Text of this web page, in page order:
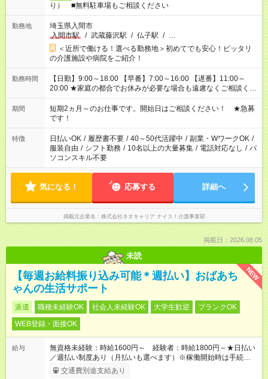
り） ■無料駐車場もご相談ください
勤務地
埼玉県入間市
入間市駅
/ 武蔵藤沢駅 / 仏子駅 / …
＜近所で働ける！選べる勤務地＞初めてでも安心！ピッタリ
の介護施設や病院をご紹介！
勤務時間
【日勤】9:00～18:00 【早番】7:00～16:00 【遅番】11:00～
20:00 ★家庭の都合でお休みが必要な場合も遠慮なくご相談くだ
さい。
期間
短期2ヵ月～のお仕事です。開始日はご相談ください！ ★急募
です！
特徴 日払いOK / 履歴書不要 / 40～50代活躍中 / 副業・WワークOK /
服装自由 / シフト勤務 / 10名以上の大量募集 / 電話対応なし / パ
ソコンスキル不要
気になる！ 応募する 詳細へ
掲載元企業名 株式会社ネオキャリア ナイス！介護事業部
掲載日：2026.08.05
未読
NEW
【毎週お給料振り込み可能＊週払い】おばあち
ゃんの生活サポート
派遣 職種未経験OK 社会人未経験OK 大学生歓迎
ブランクOK
WEB登録・面接OK
給与
無資格未経験：時給1600円～ 経験者：時給1800円～★日払い
／週払い制度あり（月払いも選べます）※稼働開始時は手続き完
了次第のお支払いとなります。
交通費別途支給あり